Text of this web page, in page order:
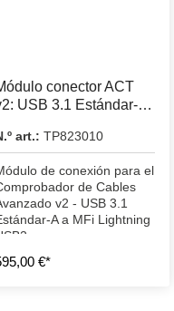
conector ACT
USB 3.1 Estándar-A
art.: TP823010
de conexión para el
de Cables
v2 - USB 3.1
A a MFi Lightning
€*